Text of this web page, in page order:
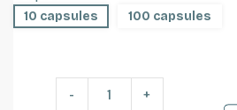
10 capsules 100 capsules
- +